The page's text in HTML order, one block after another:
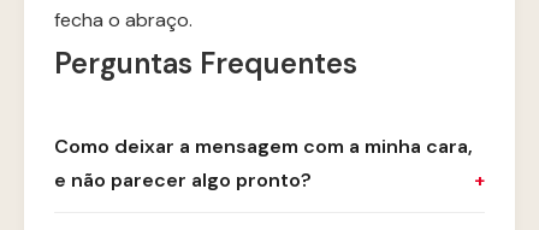
fecha o abraço.
Perguntas Frequentes
Como deixar a mensagem com a minha cara,
e não parecer algo pronto?